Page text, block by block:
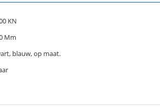
KN
Mm
blauw, op maat.